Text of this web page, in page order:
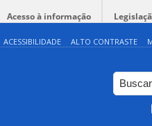
Acesso à informação
ACESSIBILIDADE ALTO CONTRASTE